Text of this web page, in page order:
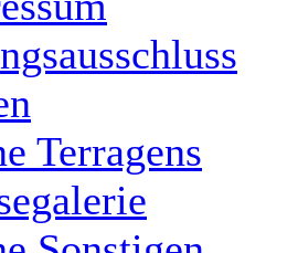
Terragens